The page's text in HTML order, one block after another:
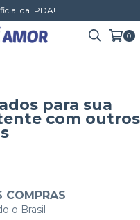
da IPDA!
0
para sua
com outros
COMPRAS
o Brasil